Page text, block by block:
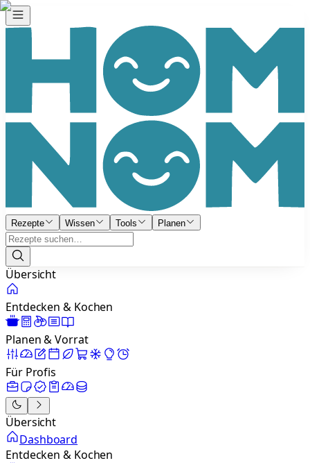
Rezepte Wissen Tools Planen
Übersicht
Entdecken & Kochen
Planen & Vorrat
Für Profis
Übersicht
Dashboard
Entdecken & Kochen